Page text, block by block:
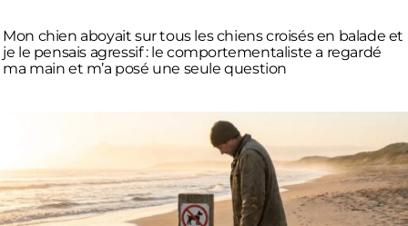
Mon chien aboyait sur tous les chiens croisés en balade et
je le pensais agressif : le comportementaliste a regardé
ma main et m’a posé une seule question